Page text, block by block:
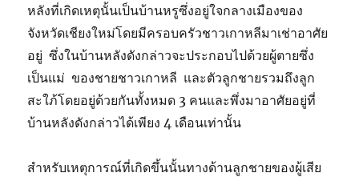
หลังที่เกิดเหตุนั้นเป็นบ้านหรูซึ่งอยู่ใจกลางเมืองของ
จังหวัดเชียงใหม่โดยมีครอบครัวชาวเกาหลีมาเช่าอาศัย
อยู่ ซึ่งในบ้านหลังดังกล่าวจะประกอบไปด้วยผู้ตายซึ่ง
เป็นแม่ ของชายชาวเกาหลี และตัวลูกชายรวมถึงลูก
สะใภ้โดยอยู่ด้วยกันทั้งหมด 3 คนและพึ่งมาอาศัยอยู่ที่
บ้านหลังดังกล่าวได้เพียง 4 เดือนเท่านั้น
สำหรับเหตุการณ์ที่เกิดขึ้นนั้นทางด้านลูกชายของผู้เสีย